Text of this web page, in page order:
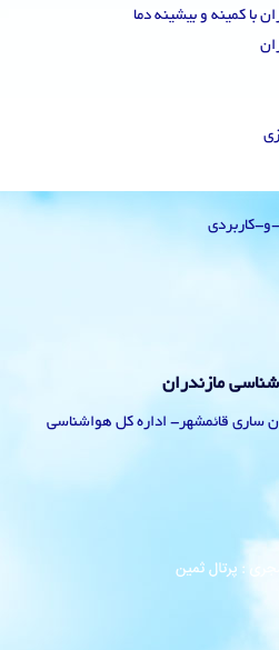
کاربردی
مازندران
– کیلومتر 5 اتوبان ساری قائمشهر- اداره کل هواشناسی